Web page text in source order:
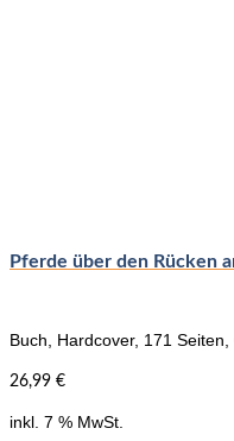
Pferde über den Rücken
Buch, Hardcover, 171
26,99 €
inkl. 7 % MwSt.